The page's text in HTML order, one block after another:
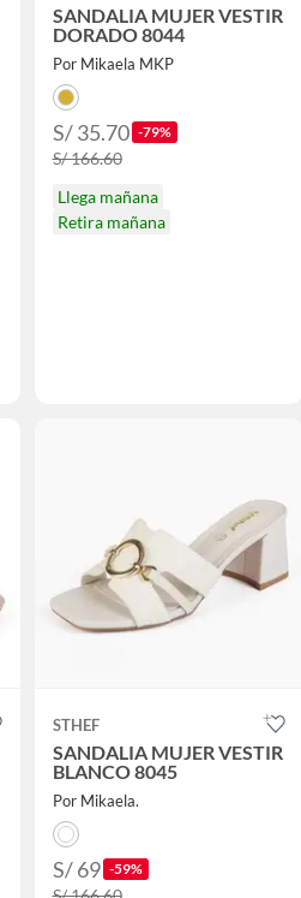
SANDALIA MUJER VESTIR
DORADO 8044
Por Mikaela MKP
S/ 35.70 -79%
S/ 166.60
Llega mañana
Retira mañana
STHEF
SANDALIA MUJER VESTIR
BLANCO 8045
Por Mikaela.
S/ 69 -59%